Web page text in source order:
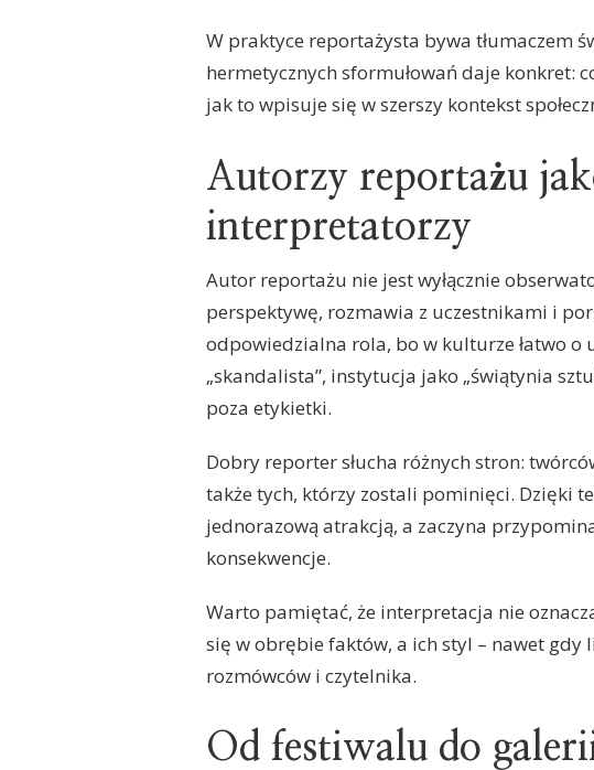
W praktyce reportażysta bywa tłumaczem
hermetycznych sformułowań daje konkret:
jak to wpisuje się w szerszy kontekst
Autorzy reportażu
interpretatorzy
Autor reportażu nie jest wyłącznie
perspektywę, rozmawia z uczestnikami i
odpowiedzialna rola, bo w kulturze łatwo o
„skandalista”, instytucja jako „świątynia
poza etykietki.
Dobry reporter słucha różnych stron:
także tych, którzy zostali pominięci. Dzięki
jednorazową atrakcją, a zaczyna
konsekwencje.
Warto pamiętać, że interpretacja nie
się w obrębie faktów, a ich styl – nawet
rozmówców i czytelnika.
Od festiwalu do